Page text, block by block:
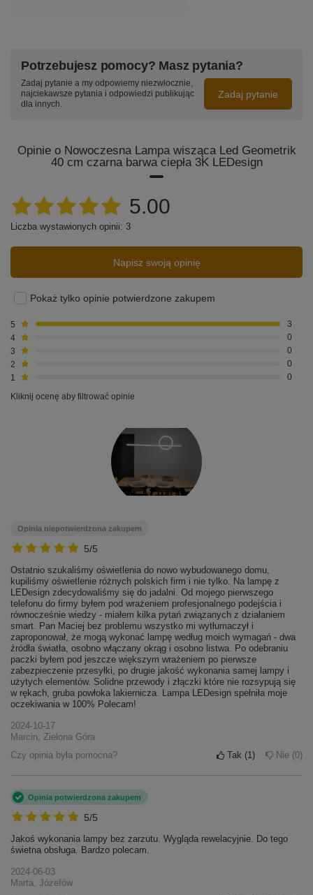
Potrzebujesz pomocy? Masz pytania?
Zadaj pytanie a my odpowiemy niezwłocznie,
najciekawsze pytania i odpowiedzi publikując
dla innych.
Zadaj pytanie
Opinie o Nowoczesna Lampa wisząca Led Geometrik
40 cm czarna barwa ciepła 3K LEDesign
5.00
Liczba wystawionych opinii: 3
Napisz swoją opinię
Pokaż tylko opinie potwierdzone zakupem
5
3
4
0
3
0
2
0
1
0
Kliknij ocenę aby filtrować opinie
5/5
Opinia niepotwierdzona zakupem
Ostatnio szukaliśmy oświetlenia do nowo wybudowanego domu,
kupiliśmy oświetlenie różnych polskich firm i nie tylko. Na lampę z
LEDesign zdecydowaliśmy się do jadalni. Od mojego pierwszego
telefonu do firmy byłem pod wrażeniem profesjonalnego podejścia i
równocześnie wiedzy - miałem kilka pytań związanych z działaniem
smart. Pan Maciej bez problemu wszystko mi wytłumaczył i
zaproponował, że mogą wykonać lampę według moich wymagań - dwa
źródła światła, osobno włączany okrąg i osobno listwa. Po odebraniu
paczki byłem pod jeszcze większym wrażeniem po pierwsze
zabezpieczenie przesyłki, po drugie jakość wykonania samej lampy i
użytych elementów. Solidne przewody i złączki które nie rozsypują się
w rękach, gruba powłoka lakiernicza. Lampa LEDesign spełniła moje
oczekiwania w 100% Polecam!
2024-10-17
Marcin, Zielona Góra
Czy opinia była pomocna?
Tak 1 Nie 0
5/5
Opinia potwierdzona zakupem
Jakoś wykonania lampy bez zarzutu. Wygląda rewelacyjnie. Do tego
świetna obsługa. Bardzo polecam.
2024-06-03
Marta, Józefów